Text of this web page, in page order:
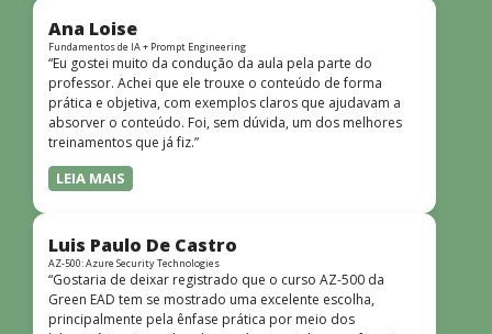
Ana Loise
Fundamentos de IA + Prompt Engineering
“Eu gostei muito da condução da aula pela parte do
professor. Achei que ele trouxe o conteúdo de forma
prática e objetiva, com exemplos claros que ajudavam a
absorver o conteúdo. Foi, sem dúvida, um dos melhores
treinamentos que já fiz.”
LEIA MAIS
Luis Paulo De Castro
AZ-500: Azure Security Technologies
“Gostaria de deixar registrado que o curso AZ-500 da
Green EAD tem se mostrado uma excelente escolha,
principalmente pela ênfase prática por meio dos